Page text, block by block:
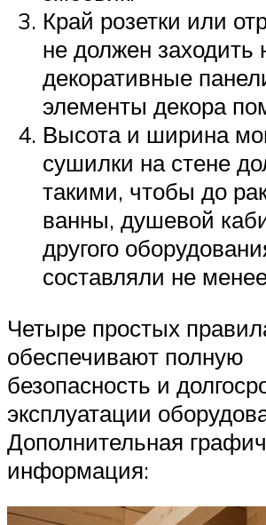
Край розетки или
не должен заходить
декоративные
элементы декора
Высота и ширина
сушилки на стене
такими, чтобы до
ванны, душевой
другого
составляли не
Четыре простых
обеспечивают полную
безопасность и
эксплуатации
Дополнительная
информация: